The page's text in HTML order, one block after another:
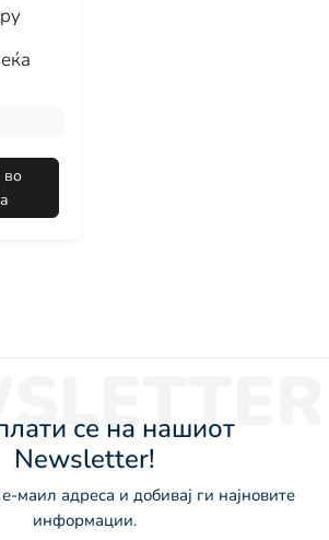
во
се на нашиот
Newsletter!
е-маил адреса и добивај ги најновите
информации.